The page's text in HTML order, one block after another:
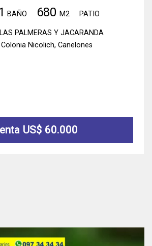
BAÑO 680 M2 PATIO
PALMERAS Y JACARANDA
Nicolich, Canelones
US$ 60.000